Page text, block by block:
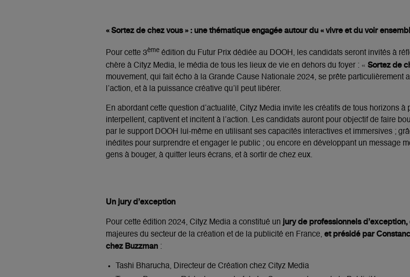
« Sortez de chez vous » : une thématique engagée autour du « vivre et du voir
Pour cette 3ème édition du Futur Prix dédiée au DOOH, les candidats seront invités à
chère à Cityz Media, le média de tous les lieux de vie en dehors du foyer : «Sortez de
mouvement, qui fait écho à la Grande Cause Nationale 2024, se prête particulièrement
l’action, et à la puissance créative qu’il peut libérer.
En abordant cette question d’actualité, Cityz Media invite les créatifs de tous horizons à
interpellent, captivent et incitent à l’action. Les candidats auront pour objectif de faire
par le support DOOH lui-même en utilisant ses capacités interactives et immersives ;
inédites pour surprendre et engager le public ; ou encore en développant un message
gens à bouger, à quitter leurs écrans, et à sortir de chez eux.
Un jury d’exception
Pour cette édition 2024, Cityz Media a constitué un jury de professionnels d’exception,
majeures du secteur de la création et de la publicité en France, et présidé par
chez Buzzman :
Tashi Bharucha, Directeur de Création chez Cityz Media